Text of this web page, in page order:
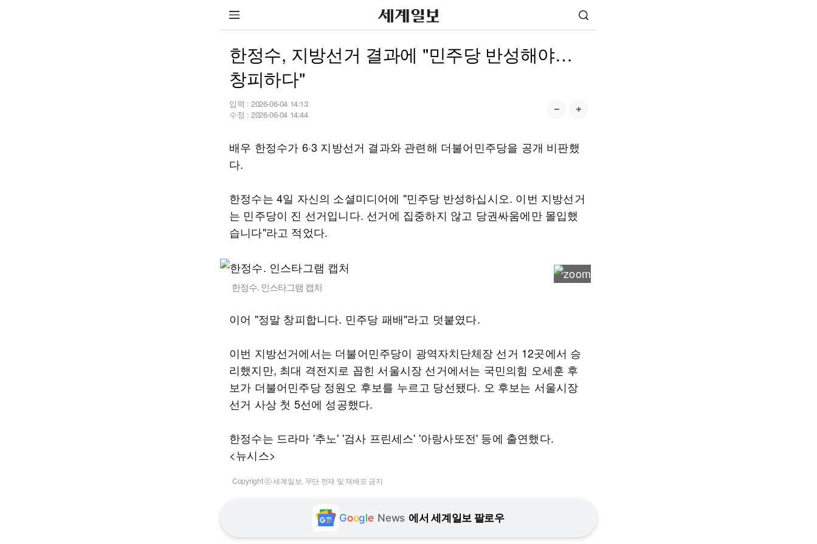
한정수, 지방선거 결과에 "민주당 반성해야…
창피하다"
입력 : 2026-06-04 14:13
수정 : 2026-06-04 14:44
배우 한정수가 6·3 지방선거 결과와 관련해 더불어민주당을 공개 비판했
다.
한정수는 4일 자신의 소셜미디어에 "민주당 반성하십시오. 이번 지방선거
는 민주당이 진 선거입니다. 선거에 집중하지 않고 당권싸움에만 몰입했
습니다"라고 적었다.
한정수. 인스타그램 캡처
이어 "정말 창피합니다. 민주당 패배"라고 덧붙였다.
이번 지방선거에서는 더불어민주당이 광역자치단체장 선거 12곳에서 승
리했지만, 최대 격전지로 꼽힌 서울시장 선거에서는 국민의힘 오세훈 후
보가 더불어민주당 정원오 후보를 누르고 당선됐다. 오 후보는 서울시장
선거 사상 첫 5선에 성공했다.
한정수는 드라마 '추노' '검사 프린세스' '아랑사또전' 등에 출연했다.
<뉴시스>
Copyright ⓒ 세계일보. 무단 전재 및 재배포 금지
Google News 에서 세계일보 팔로우